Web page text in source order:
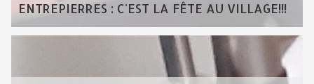
ENTREPIERRES : C'EST LA FÊTE AU VILLAGE!!!